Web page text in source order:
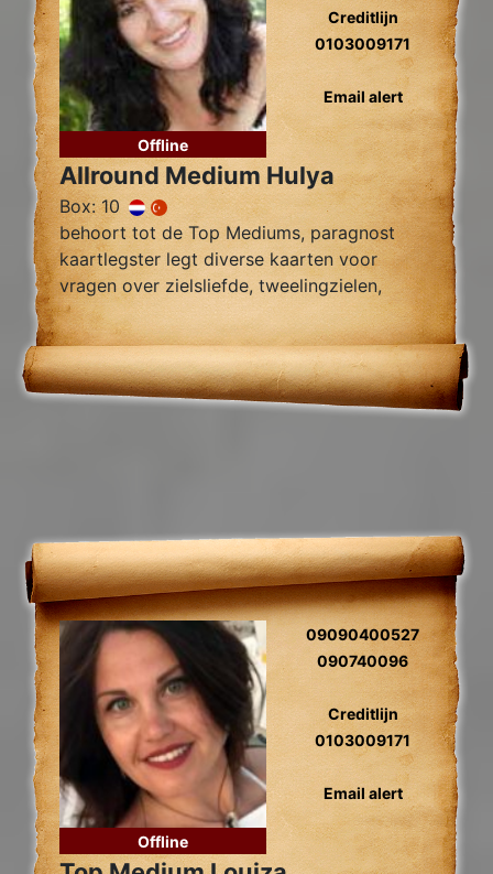
Offline
Creditlijn
0103009171
Email alert
Allround Medium Hulya
Box: 10
behoort tot de Top Mediums, paragnost
kaartlegster legt diverse kaarten voor
vragen over zielsliefde, tweelingzielen,
relatie problemen en al uw overige
Levensvragen.
Offline
09090400527
090740096
Creditlijn
0103009171
Email alert